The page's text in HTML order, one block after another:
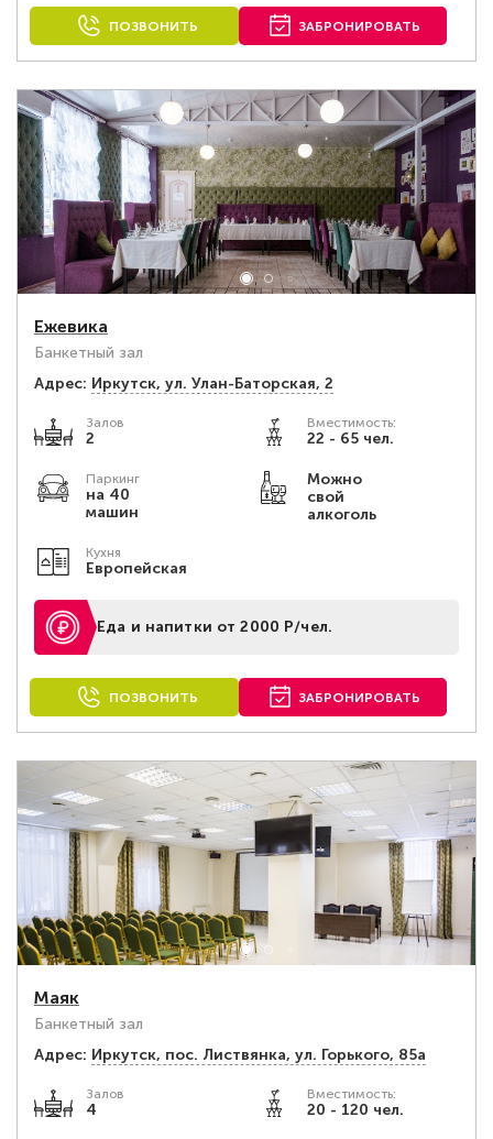
ПОЗВОНИТЬ ЗАБРОНИРОВАТЬ
Ежевика
Банкетный зал
Адрес: Иркутск, ул. Улан-Баторская, 2
Залов
2
Вместимость:
22 - 65 чел.
Паркинг
на 40
машин
Можно
свой
алкоголь
Кухня
Европейская
Еда и напитки от 2000 Р/чел.
ПОЗВОНИТЬ ЗАБРОНИРОВАТЬ
Маяк
Банкетный зал
Адрес: Иркутск, пос. Листвянка, ул. Горького, 85а
Залов
4
Вместимость:
20 - 120 чел.